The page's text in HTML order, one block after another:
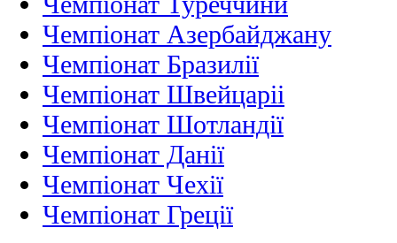
Чемпіонат Азербайджану
Чемпіонат Бразилії
Чемпіонат Швейцаріі
Чемпіонат Шотландії
Чемпіонат Данії
Чемпіонат Чехії
Чемпіонат Греції